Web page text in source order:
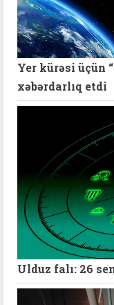
Yer kürəsi üçün
xəbərdarlıq etdi
Ulduz falı: 26